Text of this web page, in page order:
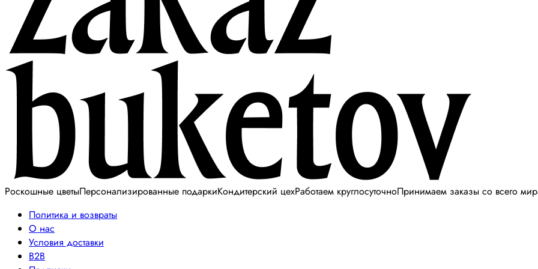
Роскошные цветыПерсонализированные подаркиКондитерский цехРаботаем круглосуточноПринимаем заказы со всего
Политика и возвраты
О нас
Условия доставки
B2B